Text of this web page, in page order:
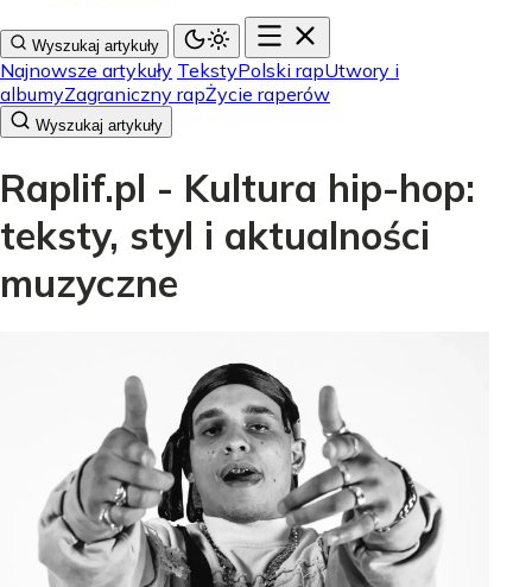
Wyszukaj artykuły
Najnowsze artykuły TekstyPolski rapUtwory i
albumyZagraniczny rapŻycie raperów
Wyszukaj artykuły
Raplif.pl - Kultura hip-hop:
teksty, styl i aktualności
muzyczne